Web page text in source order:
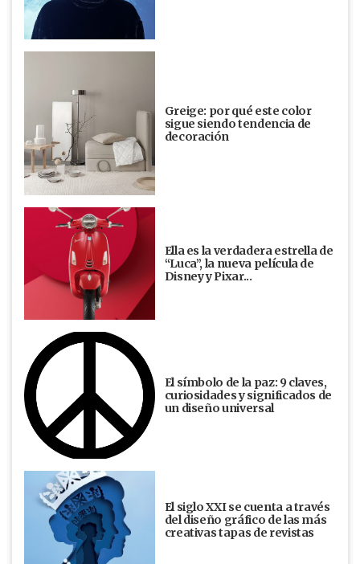
Greige: por qué este color
sigue siendo tendencia de
decoración
Ella es la verdadera estrella de
“Luca”, la nueva película de
Disney y Pixar...
El símbolo de la paz: 9 claves,
curiosidades y significados de
un diseño universal
El siglo XXI se cuenta a través
del diseño gráfico de las más
creativas tapas de revistas